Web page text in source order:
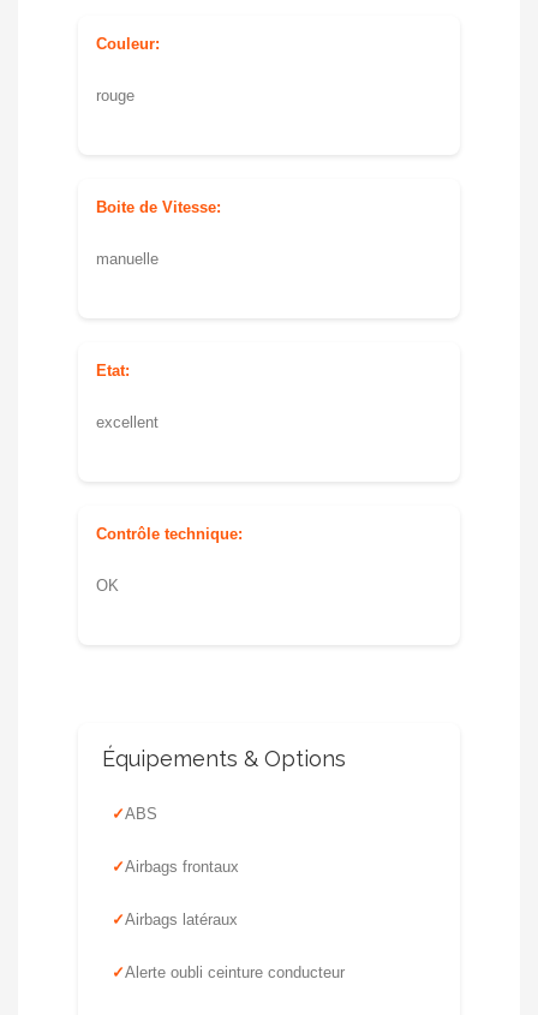
Couleur:
rouge
Boite de Vitesse:
manuelle
Etat:
excellent
Contrôle technique:
OK
Équipements & Options
ABS
Airbags frontaux
Airbags latéraux
Alerte oubli ceinture conducteur